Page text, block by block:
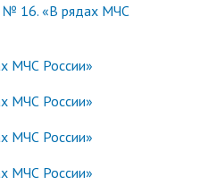
№ 16. «В рядах МЧС
МЧС России»
МЧС России»
МЧС России»
МЧС России»